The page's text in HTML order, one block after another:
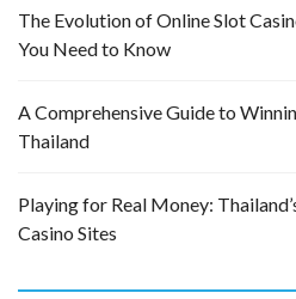
The Evolution of Online Slot
You Need to Know
A Comprehensive Guide to
Thailand
Playing for Real Money:
Casino Sites